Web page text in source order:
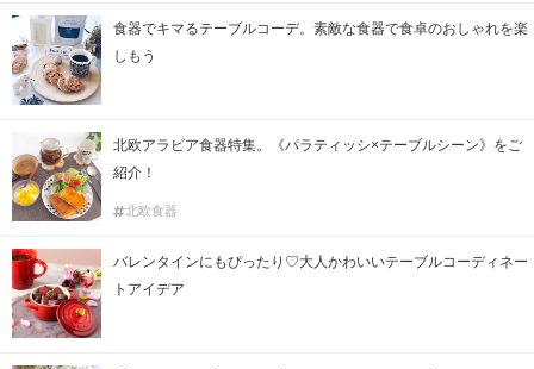
食器でキマるテーブルコーデ。素敵な食器で食卓のおしゃれを楽
しもう
北欧アラビア食器特集。《パラティッシ×テーブルシーン》をご
紹介！
北欧食器
バレンタインにもぴったり♡大人かわいいテーブルコーディネー
トアイデア